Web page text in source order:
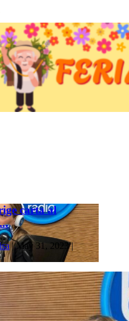
carta al
|May 31, 2023|